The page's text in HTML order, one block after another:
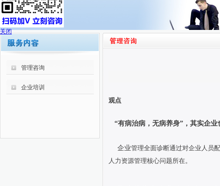
管理咨询
企业培训
观点
“有病治病，无病养身”，其实企业
企业管理全面诊断通过对企业人员
人力资源管理核心问题所在。
关闭